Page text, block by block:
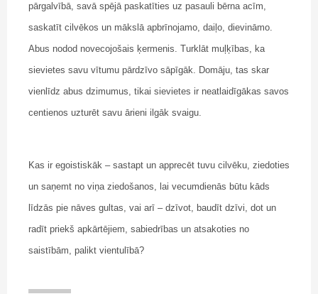
pārgalvībā, savā spējā paskatīties uz pasauli bērna acīm,
saskatīt cilvēkos un mākslā apbrīnojamo, daiļo, dievināmo.
Abus nodod novecojošais ķermenis. Turklāt muļķības, ka
sievietes savu vītumu pārdzīvo sāpīgāk. Domāju, tas skar
vienlīdz abus dzimumus, tikai sievietes ir neatlaidīgākas savos
centienos uzturēt savu ārieni ilgāk svaigu.
Kas ir egoistiskāk – sastapt un apprecēt tuvu cilvēku, ziedoties
un saņemt no viņa ziedošanos, lai vecumdienās būtu kāds
līdzās pie nāves gultas, vai arī – dzīvot, baudīt dzīvi, dot un
radīt priekš apkārtējiem, sabiedrības un atsakoties no
saistībām, palikt vientulībā?